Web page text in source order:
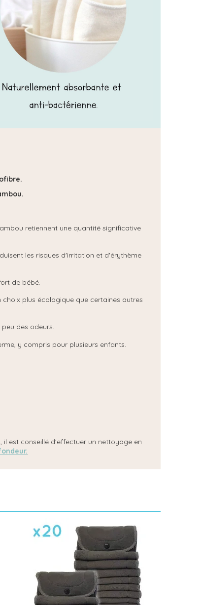
retiennent une quantité significative
les risques d'irritation et d'érythème
de bébé.
plus écologique que certaines autres
des odeurs.
y compris pour plusieurs enfants.
est conseillé d'effectuer un nettoyage en